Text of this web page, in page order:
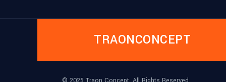
TRAONCONCEPT